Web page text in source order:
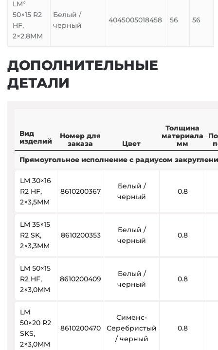
LM°
50×15 R2
HF,
2×2,8MM
Белый /
черный
4045005018458 56 56
ДОПОЛНИТЕЛЬНЫЕ
ДЕТАЛИ
Вид
изделий
Номер для
заказа
Цвет
Толщина
материала
мм
Прямоугольное исполнение с радиусом
LM 30×16
R2 HF,
2×3,5MM
8610200367
Белый /
черный
0.8
LM 35×15
R2 SK,
2×3,3MM
8610200353
Белый /
черный
0.8
LM 50×15
R2 HF,
2×3,0MM
8610200409
Белый /
черный
0.8
LM
50×20 R2
SKS,
2×3,0MM
8610200470
Сименс-
Серебристый
/ черный
0.8